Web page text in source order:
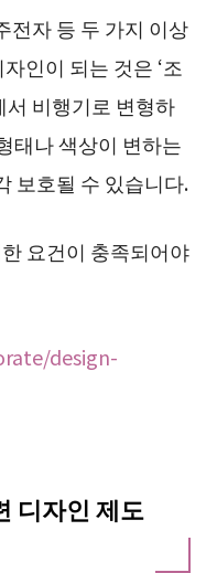
전자 등 두 가지 이상
인이 되는 것은 ‘조
서 비행기로 변형하
태나 색상이 변하는
보호될 수 있습니다.
요건이 충족되어야
design-
디자인 제도